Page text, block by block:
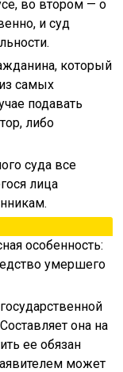
во втором — о
и суд
который
самых
подавать
либо
суда все
лица
особенность:
умершего
она на
ее обязан
может